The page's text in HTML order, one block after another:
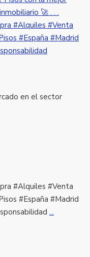
en el sector
#Alquiles #Venta
#España #Madrid
...